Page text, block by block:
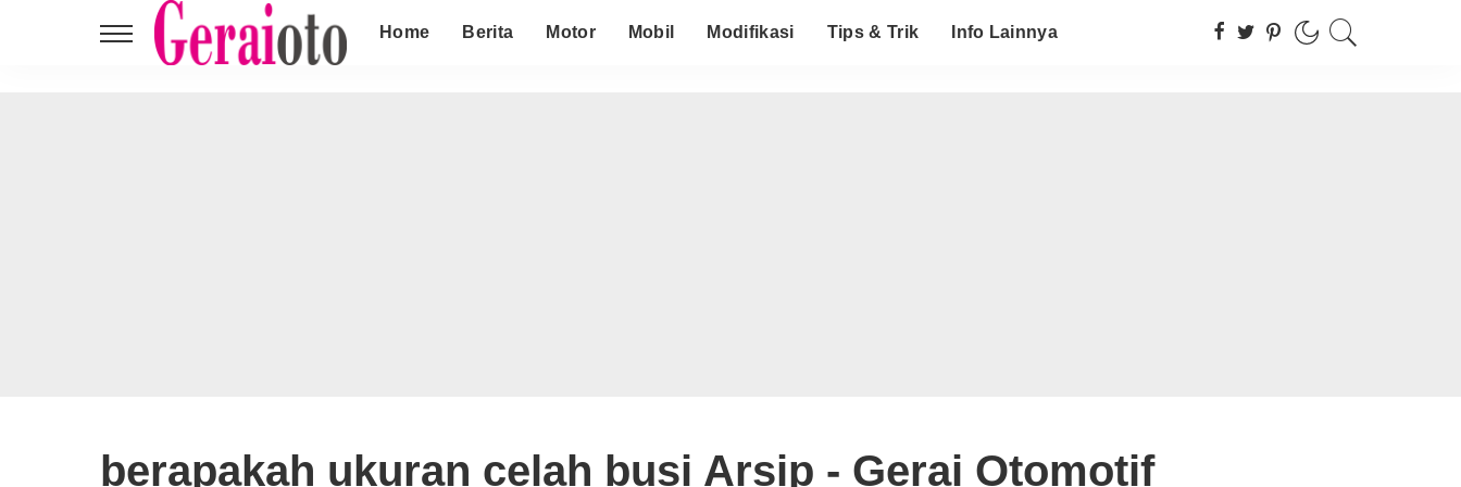
Home Berita Motor Mobil Modifikasi Tips & Trik Info Lainnya
berapakah ukuran celah busi Arsip - Gerai Otomotif